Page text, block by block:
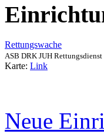
Rettungswache
ASB DRK JUH
Karte: Link
Neue